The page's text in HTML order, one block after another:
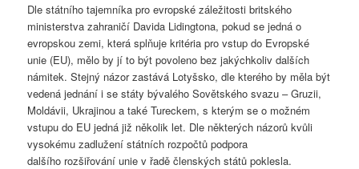
Dle státního tajemníka pro evropské záležitosti britského
ministerstva zahraničí Davida Lidingtona, pokud se jedná o
evropskou zemi, která splňuje kritéria pro vstup do Evropské
unie (EU), mělo by jí to být povoleno bez jakýchkoliv dalších
námitek. Stejný názor zastává Lotyšsko, dle kterého by měla být
vedená jednání i se státy bývalého Sovětského svazu – Gruzii,
Moldávii, Ukrajinou a také Tureckem, s kterým se o možném
vstupu do EU jedná již několik let. Dle některých názorů kvůli
vysokému zadlužení státních rozpočtů podpora
dalšího rozšiřování unie v řadě členských států poklesla.